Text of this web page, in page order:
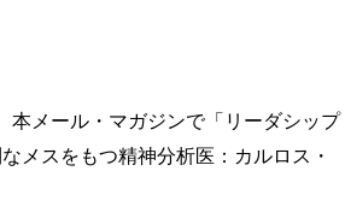
本メール・マガジンで「リーダシップ
メスをもつ精神分析医：カルロス・